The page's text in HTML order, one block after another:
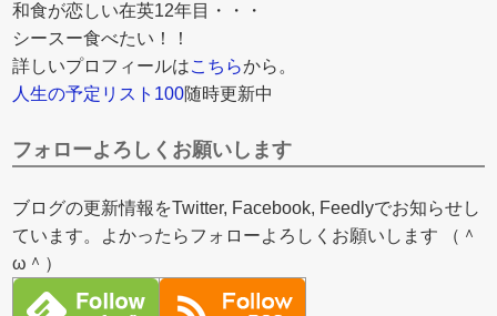
和食が恋しい在英12年目・・・
シースー食べたい！！
詳しいプロフィールはこちらから。
人生の予定リスト100随時更新中
フォローよろしくお願いします
ブログの更新情報をTwitter, Facebook, Feedlyでお知らせし
ています。よかったらフォローよろしくお願いします （＾
ω＾）